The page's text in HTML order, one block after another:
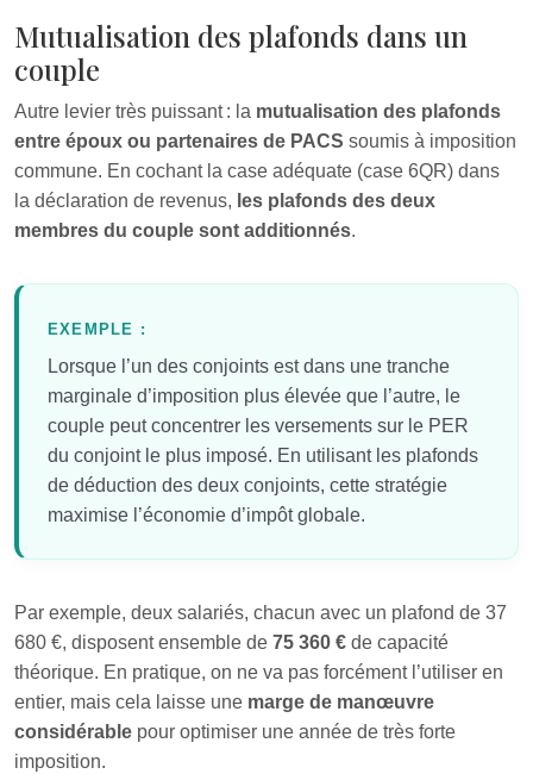
Mutualisation des plafonds dans un
couple
Autre levier très puissant : la mutualisation des plafonds
entre époux ou partenaires de PACS soumis à imposition
commune. En cochant la case adéquate (case 6QR) dans
la déclaration de revenus, les plafonds des deux
membres du couple sont additionnés.
EXEMPLE :
Lorsque l’un des conjoints est dans une tranche
marginale d’imposition plus élevée que l’autre, le
couple peut concentrer les versements sur le PER
du conjoint le plus imposé. En utilisant les plafonds
de déduction des deux conjoints, cette stratégie
maximise l’économie d’impôt globale.
Par exemple, deux salariés, chacun avec un plafond de 37
680 €, disposent ensemble de 75 360 € de capacité
théorique. En pratique, on ne va pas forcément l’utiliser en
entier, mais cela laisse une marge de manœuvre
considérable pour optimiser une année de très forte
imposition.